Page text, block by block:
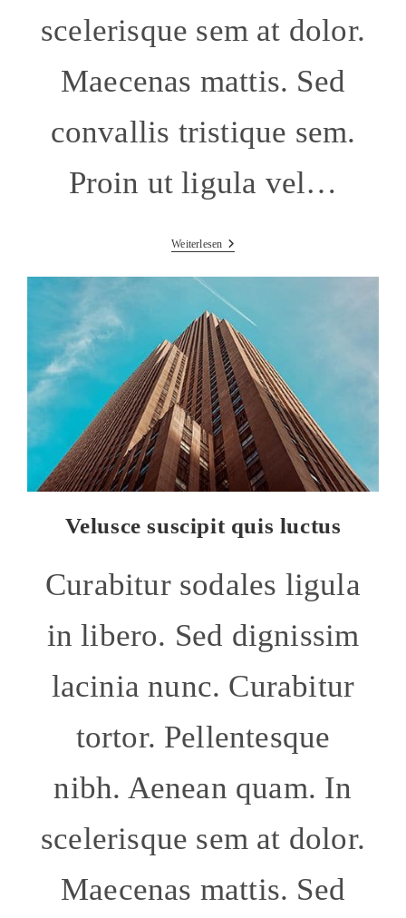
scelerisque sem at dolor.
Maecenas mattis. Sed
convallis tristique sem.
Proin ut ligula vel…
WeiterlesenSociosqu
Velusce suscipit quis luctus
Curabitur sodales ligula
in libero. Sed dignissim
lacinia nunc. Curabitur
tortor. Pellentesque
nibh. Aenean quam. In
scelerisque sem at dolor.
Maecenas mattis. Sed